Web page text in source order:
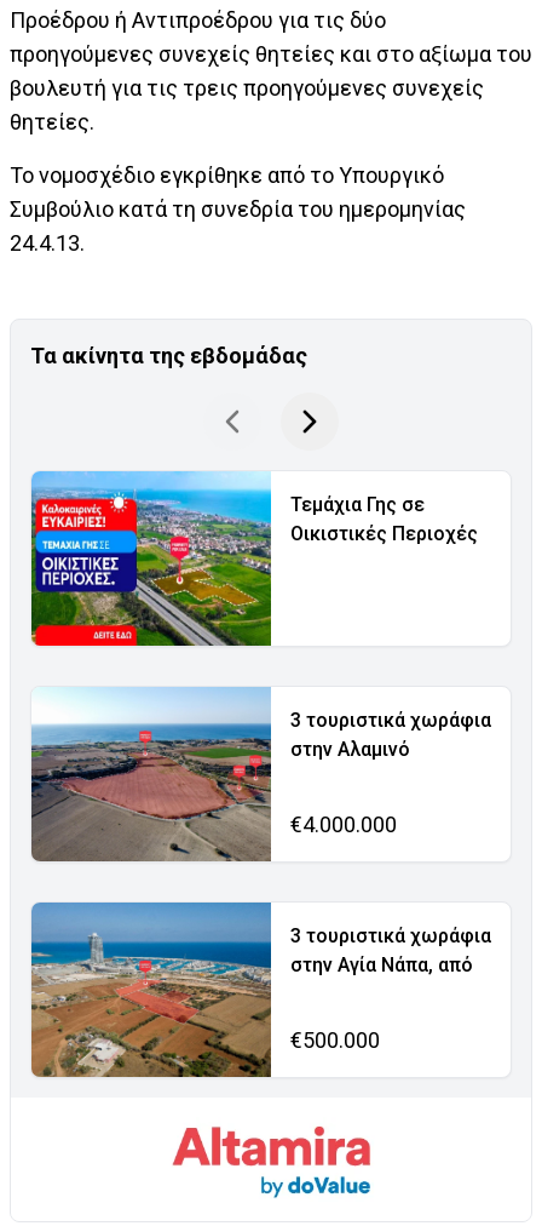
Προέδρου ή Αντιπροέδρου για τις δύο
προηγούμενες συνεχείς θητείες και στο αξίωμα του
βουλευτή για τις τρεις προηγούμενες συνεχείς
θητείες.
Το νομοσχέδιο εγκρίθηκε από το Υπουργικό
Συμβούλιο κατά τη συνεδρία του ημερομηνίας
24.4.13.
Τα ακίνητα της εβδομάδας
Τεμάχια Γης σε
Οικιστικές Περιοχές
3 τουριστικά χωράφια
στην Αλαμινό
€4.000.000
3 τουριστικά χωράφια
στην Αγία Νάπα, από
€500.000